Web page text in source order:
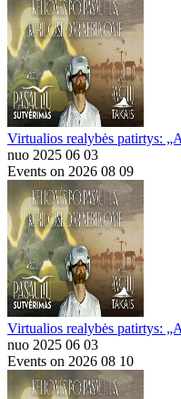
Virtualios realybės patirtys:
nuo 2025 06 03
Events on 2026 08 09
Virtualios realybės patirtys:
nuo 2025 06 03
Events on 2026 08 10